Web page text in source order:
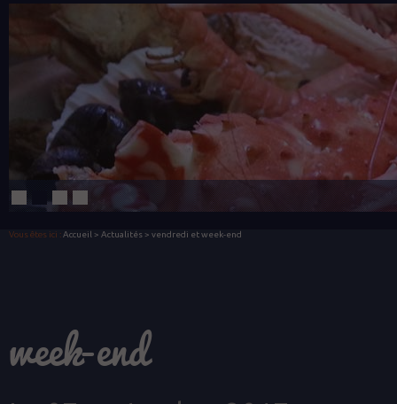
Vous êtes ici :Accueil > Actualités > vendredi et week-end
week-end